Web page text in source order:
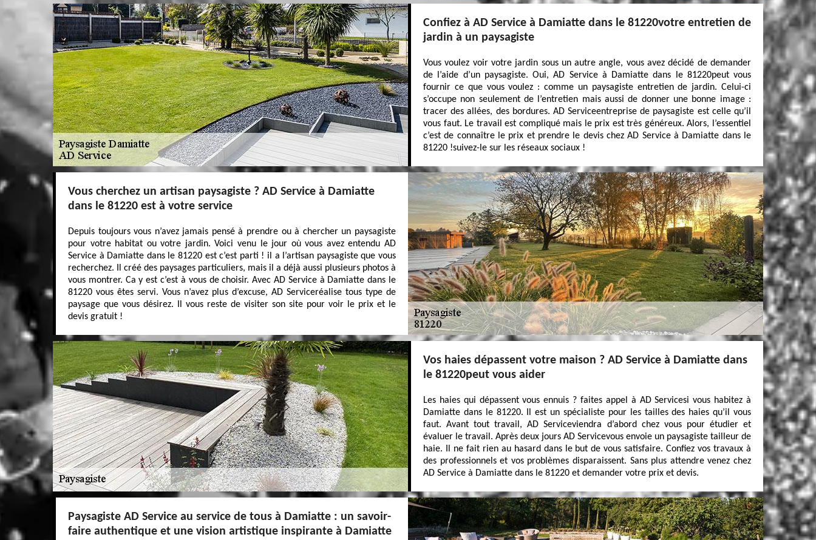
Confiez à AD Service à Damiatte dans le 81220votre entretien de
jardin à un paysagiste
Vous voulez voir votre jardin sous un autre angle, vous avez décidé de demander
de l’aide d’un paysagiste. Oui, AD Service à Damiatte dans le 81220peut vous
fournir ce que vous voulez : comme un paysagiste entretien de jardin. Celui-ci
s’occupe non seulement de l’entretien mais aussi de donner une bonne image :
tracer des allées, des bordures. AD Serviceentreprise de paysagiste est celle qu’il
vous faut. Le travail est compliqué mais le prix est très généreux. Alors, l’essentiel
c’est de connaître le prix et prendre le devis chez AD Service à Damiatte dans le
81220 !suivez-le sur les réseaux sociaux !
Vous cherchez un artisan paysagiste ? AD Service à Damiatte
dans le 81220 est à votre service
Depuis toujours vous n’avez jamais pensé à prendre ou à chercher un paysagiste
pour votre habitat ou votre jardin. Voici venu le jour où vous avez entendu AD
Service à Damiatte dans le 81220 est c’est parti ! il a l’artisan paysagiste que vous
recherchez. Il créé des paysages particuliers, mais il a déjà aussi plusieurs photos à
vous montrer. Ca y est c’est à vous de choisir. Avec AD Service à Damiatte dans le
81220 vous êtes servi. Vous n’avez plus d’excuse, AD Serviceréalise tous type de
paysage que vous désirez. Il vous reste de visiter son site pour voir le prix et le
devis gratuit !
Vos haies dépassent votre maison ? AD Service à Damiatte dans
le 81220peut vous aider
Les haies qui dépassent vous ennuis ? faites appel à AD Servicesi vous habitez à
Damiatte dans le 81220. Il est un spécialiste pour les tailles des haies qu’il vous
faut. Avant tout travail, AD Serviceviendra d’abord chez vous pour étudier et
évaluer le travail. Après deux jours AD Servicevous envoie un paysagiste tailleur de
haie. Il ne fait rien au hasard dans le but de vous satisfaire. Confiez vos travaux à
des professionnels et vos problèmes disparaissent. Sans plus attendre venez chez
AD Service à Damiatte dans le 81220 et demander votre prix et devis.
Paysagiste AD Service au service de tous à Damiatte : un savoir-
faire authentique et une vision artistique inspirante à Damiatte